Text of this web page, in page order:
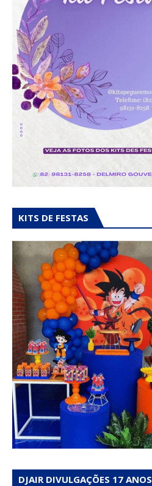
KITS DE FESTAS
DJAIR DIVULGAÇÕES 17 ANOS